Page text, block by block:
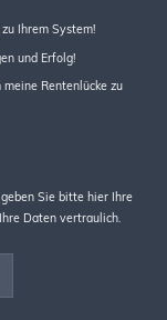
Ihrem System!
und Erfolg!
Rentenlücke zu
Sie bitte hier Ihre
Daten vertraulich.